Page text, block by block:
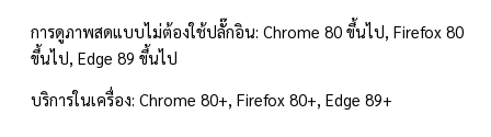
การดูภาพสดแบบไม่ต้องใช้ปลั๊กอิน: Chrome 80 ขึ้นไป, Firefox 80
ขึ้นไป, Edge 89 ขึ้นไป
บริการในเครื่อง: Chrome 80+, Firefox 80+, Edge 89+